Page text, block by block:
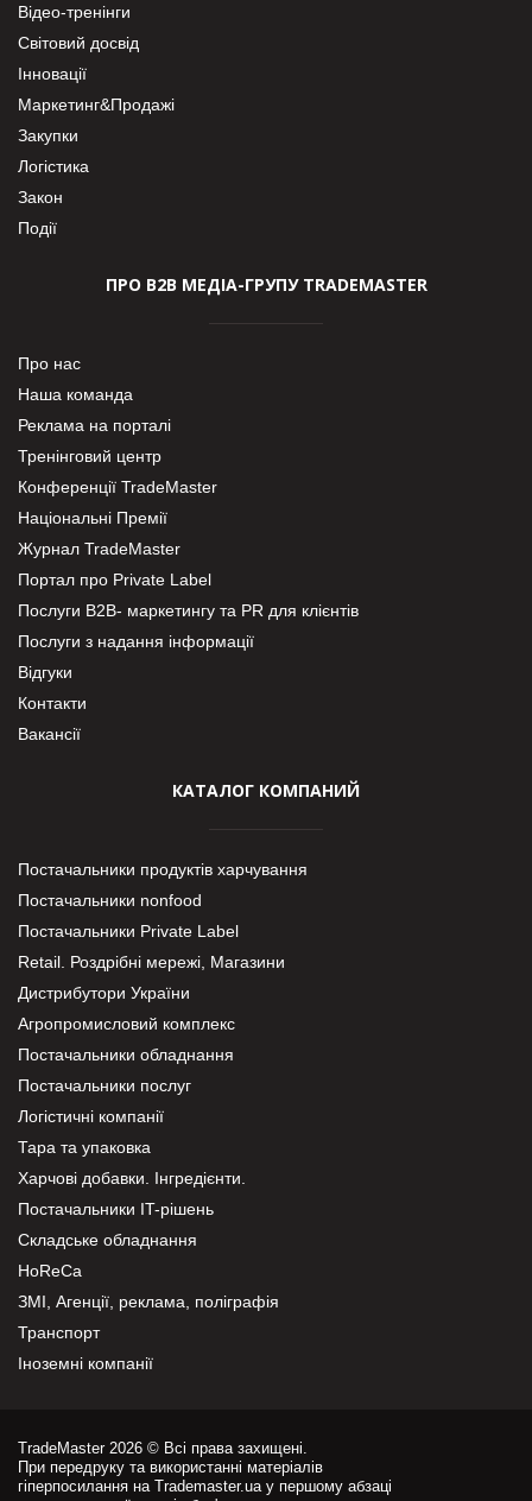
Відео-тренінги
Світовий досвід
Інновації
Маркетинг&Продажі
Закупки
Логістика
Закон
Події
ПРО В2В МЕДІА-ГРУПУ TRADEMASTER
Про нас
Наша команда
Реклама на порталі
Тренінговий центр
Конференції TradeMaster
Національні Премії
Журнал TradeMaster
Портал про Private Label
Послуги В2В- маркетингу та PR для клієнтів
Послуги з надання інформації
Відгуки
Контакти
Вакансії
КАТАЛОГ КОМПАНИЙ
Постачальники продуктів харчування
Постачальники nonfood
Постачальники Private Label
Retail. Роздрібні мережі, Магазини
Дистрибутори України
Агропромисловий комплекс
Постачальники обладнання
Постачальники послуг
Логістичні компанії
Тара та упаковка
Харчові добавки. Інгредієнти.
Постачальники IT-рішень
Складське обладнання
HoReCa
ЗМІ, Агенції, реклама, поліграфія
Транспорт
Іноземні компанії
TradeMaster 2026 © Всі права захищені.
При передруку та використанні матеріалів
гіперпосилання на Trademaster.ua у першому абзаці